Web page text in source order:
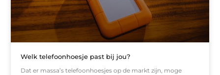
Welk telefoonhoesje past bij jou?
Dat er massa’s telefoonhoesjes op de markt zijn, moge